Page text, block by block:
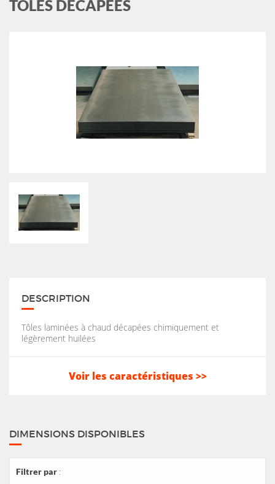
TÔLES DÉCAPÉES
DESCRIPTION
Tôles laminées à chaud décapées chimiquement et
légèrement huilées
Voir les caractéristiques >>
DIMENSIONS DISPONIBLES
Filtrer par :